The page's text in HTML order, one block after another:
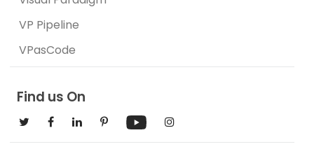
VP Pipeline
VPasCode
Find us On